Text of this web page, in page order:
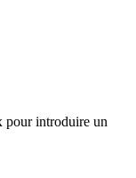
pour introduire un